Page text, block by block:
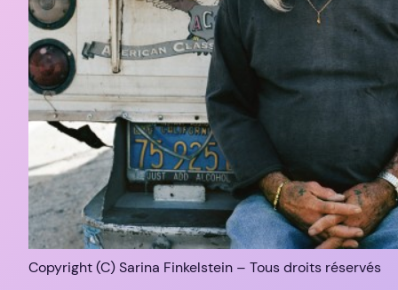
Copyright (C) Sarina Finkelstein – Tous droits réservés